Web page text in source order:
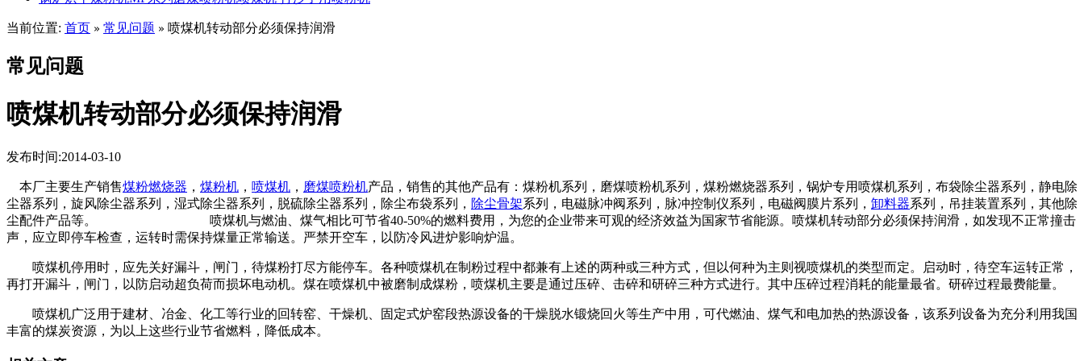
当前位置: 首页 » 常见问题 » 喷煤机转动部分必须保持润滑
常见问题
喷煤机转动部分必须保持润滑
发布时间:2014-03-10
本厂主要生产销售煤粉燃烧器 ， 煤粉机 ， 喷煤机 ， 磨煤喷粉机产品，销售的其他产品有：煤粉机系列，磨煤喷粉机系列，煤粉燃烧器系列，锅炉专用喷煤机系列，布袋除尘器系列，静电除
尘器系列，旋风除尘器系列，湿式除尘器系列，脱硫除尘器系列，除尘布袋系列， 除尘骨架系列，电磁脉冲阀系列，脉冲控制仪系列，电磁阀膜片系列， 卸料器系列，吊挂装置系列，其他除
尘配件产品等。 喷煤机与燃油、煤气相比可节省40-50%的燃料费用，为您的企业带来可观的经济效益为国家节省能源。喷煤机转动部分必须保持润滑，如发现不正常撞击
声，应立即停车检查，运转时需保持煤量正常输送。严禁开空车，以防冷风进炉影响炉温。
喷煤机停用时，应先关好漏斗，闸门，待煤粉打尽方能停车。各种喷煤机在制粉过程中都兼有上述的两种或三种方式，但以何种为主则视喷煤机的类型而定。启动时，待空车运转正常，
再打开漏斗，闸门，以防启动超负荷而损坏电动机。煤在喷煤机中被磨制成煤粉，喷煤机主要是通过压碎、击碎和研碎三种方式进行。其中压碎过程消耗的能量最省。研碎过程最费能量。
喷煤机广泛用于建材、冶金、化工等行业的回转窑、干燥机、固定式炉窑段热源设备的干燥脱水锻烧回火等生产中用，可代燃油、煤气和电加热的热源设备，该系列设备为充分利用我国
丰富的煤炭资源，为以上这些行业节省燃料，降低成本。